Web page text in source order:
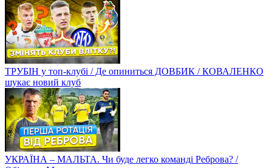
ТРУБІН у топ-клубі / Де опиниться ДОВБИК / КОВАЛЕНКО
шукає новий клуб
УКРАЇНА – МАЛЬТА. Чи буде легко команді Реброва? /